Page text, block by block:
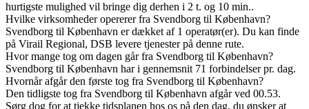
hurtigste mulighed vil bringe dig derhen i 2 t. og 10 min..
Hvilke virksomheder opererer fra Svendborg til København?
Svendborg til København er dækket af 1 operatør(er). Du kan finde
på Virail Regional, DSB levere tjenester på denne rute.
Hvor mange tog om dagen går fra Svendborg til København?
Svendborg til København har i gennemsnit 71 forbindelser pr. dag.
Hvornår afgår den første tog fra Svendborg til København?
Den tidligste tog fra Svendborg til København afgår ved 00.53.
Sørg dog for at tjekke tidsplanen hos os på den dag, du ønsker at